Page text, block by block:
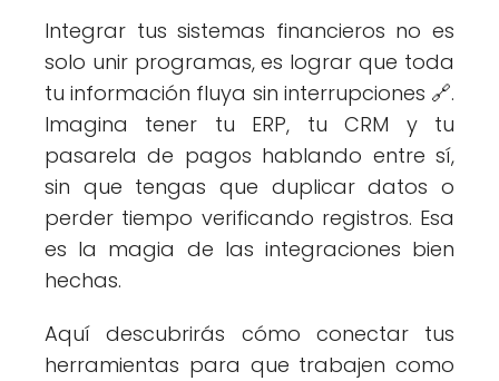
Integrar tus sistemas financieros no es
solo unir programas, es lograr que toda
tu información fluya sin interrupciones 🔗.
Imagina tener tu ERP, tu CRM y tu
pasarela de pagos hablando entre sí,
sin que tengas que duplicar datos o
perder tiempo verificando registros. Esa
es la magia de las integraciones bien
hechas.
Aquí descubrirás cómo conectar tus
herramientas para que trabajen como